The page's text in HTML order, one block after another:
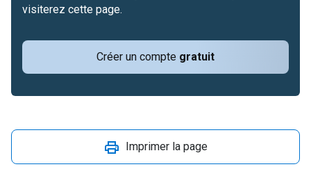
Créer un compte gratuit
visiterez cette page.
Imprimer la page